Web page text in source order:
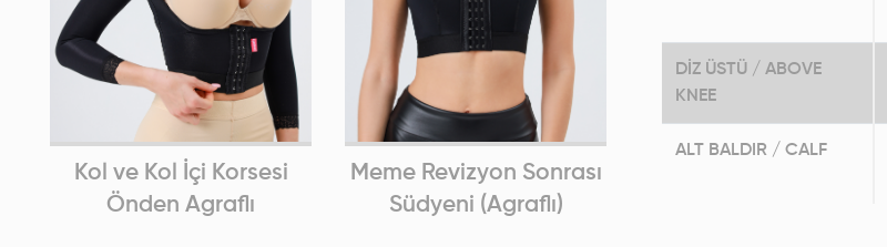
Kol ve Kol İçi Korsesi
Önden Agraflı
Meme Revizyon Sonrası
Südyeni (Agraflı)
DİZ ÜSTÜ / ABOVE
KNEE
ALT BALDIR / CALF